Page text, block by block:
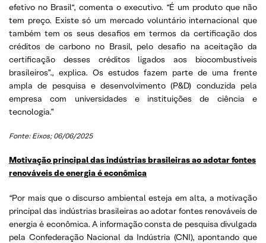
efetivo no Brasil“, comenta o executivo. “É um produto que não
tem preço. Existe só um mercado voluntário internacional que
também tem os seus desafios em termos da certificação dos
créditos de carbono no Brasil, pelo desafio na aceitação da
certificação desses créditos ligados aos biocombustíveis
brasileiros”., explica. Os estudos fazem parte de uma frente
ampla de pesquisa e desenvolvimento (P&D) conduzida pela
empresa com universidades e instituições de ciência e
tecnologia.”
Fonte: Eixos; 06/06/2025
Motivação principal das indústrias brasileiras ao adotar fontes
renováveis de energia é econômica
“Por mais que o discurso ambiental esteja em alta, a motivação
principal das indústrias brasileiras ao adotar fontes renováveis de
energia é econômica. A informação consta de pesquisa divulgada
pela Confederação Nacional da Indústria (CNI), apontando que